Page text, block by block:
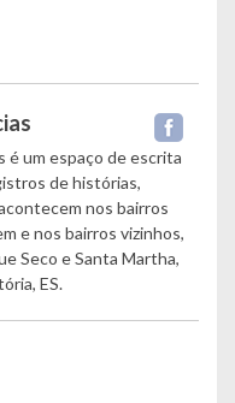
é um espaço de escrita
de histórias,
nos bairros
e nos bairros vizinhos,
Seco e Santa Martha,
ES.